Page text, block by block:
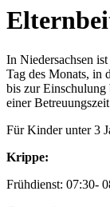
In Niedersachsen
Tag des Monats, in
bis zur Einschulung
einer
Für Kinder unter 3
Krippe:
Frühdienst: 07:30-